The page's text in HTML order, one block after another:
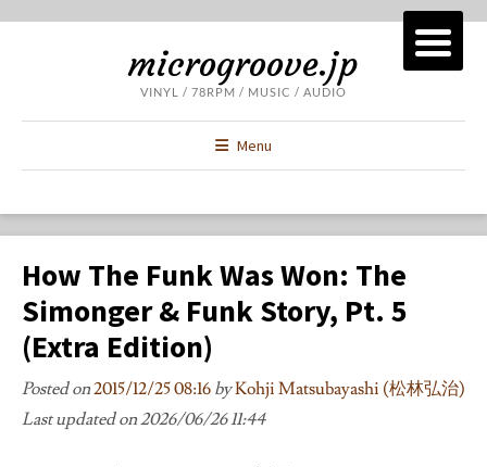
microgroove.jp
VINYL / 78RPM / MUSIC / AUDIO
Menu
How The Funk Was Won: The
Simonger & Funk Story, Pt. 5
(Extra Edition)
Posted on2015/12/25 08:16 byKohji Matsubayashi (松林弘治)
Last updated on2026/06/26 11:44